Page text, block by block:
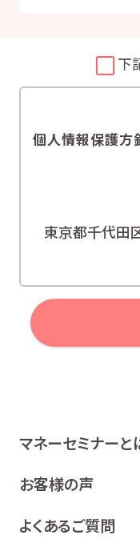
下
個人情報保護方
東京都千代田
当社は、お客様の
当社は、個人情報等
イン及び、所属金融
個人情報保護方針を
2 利用目的
マネーセミナーと
お客様の声
よくあるご質問